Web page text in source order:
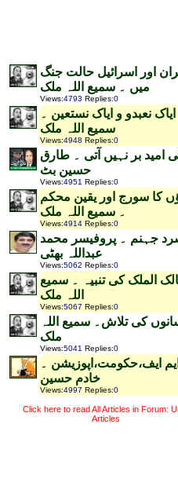
اور اسرائیل حالت جنگ
میں ۔ سمیع اللہ ملک
Views:4793 Replies:0
ایاک نعبدو و ایاک نستعین ۔
سمیع اللہ ملک
Views:4948 Replies:0
امید بر نہیں آتی ۔ طارق
حسین بٹ
Views:4951 Replies:0
کا سورج اور یقین محکم
۔ سمیع اللہ ملک
Views:4914 Replies:0
جہنم ۔ پروفیسر محمد
عبداللہ بھٹی
Views:5062 Replies:0
الملک کی تنبیہ ۔ سمیع
اللہ ملک
Views:5067 Replies:0
کی تلاش۔ سمیع اللہ
ملک
Views:5041 Replies:0
ایف،حکومت،اپوزیشن ۔
خادم حسین
Views:4997 Replies:0
Click here to read All Articles in Forum:
Articles